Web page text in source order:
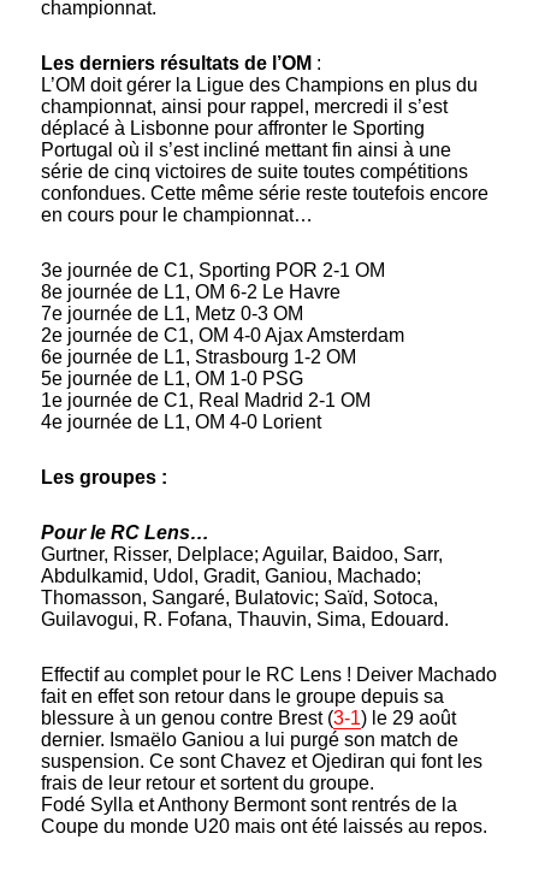
championnat.
Les derniers résultats de l’OM :
L’OM doit gérer la Ligue des Champions en plus du
championnat, ainsi pour rappel, mercredi il s’est
déplacé à Lisbonne pour affronter le Sporting
Portugal où il s’est incliné mettant fin ainsi à une
série de cinq victoires de suite toutes compétitions
confondues. Cette même série reste toutefois encore
en cours pour le championnat…
3e journée de C1, Sporting POR 2-1 OM
8e journée de L1, OM 6-2 Le Havre
7e journée de L1, Metz 0-3 OM
2e journée de C1, OM 4-0 Ajax Amsterdam
6e journée de L1, Strasbourg 1-2 OM
5e journée de L1, OM 1-0 PSG
1e journée de C1, Real Madrid 2-1 OM
4e journée de L1, OM 4-0 Lorient
Les groupes :
Pour le RC Lens…
Gurtner, Risser, Delplace; Aguilar, Baidoo, Sarr,
Abdulkamid, Udol, Gradit, Ganiou, Machado;
Thomasson, Sangaré, Bulatovic; Saïd, Sotoca,
Guilavogui, R. Fofana, Thauvin, Sima, Edouard.
Effectif au complet pour le RC Lens ! Deiver Machado
fait en effet son retour dans le groupe depuis sa
blessure à un genou contre Brest (3-1) le 29 août
dernier. Ismaëlo Ganiou a lui purgé son match de
suspension. Ce sont Chavez et Ojediran qui font les
frais de leur retour et sortent du groupe.
Fodé Sylla et Anthony Bermont sont rentrés de la
Coupe du monde U20 mais ont été laissés au repos.